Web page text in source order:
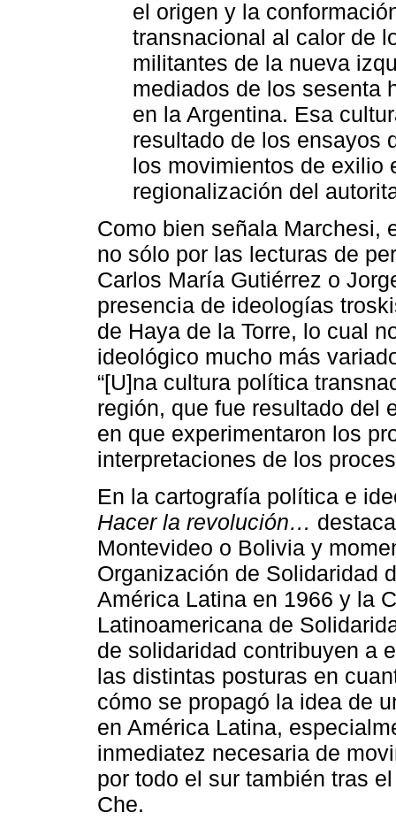
el origen y la
transnacional al calor de
militantes de la nueva
mediados de los sesenta
en la Argentina. Esa
resultado de los ensayos
los movimientos de exilio
regionalización del
Como bien señala Marchesi,
no sólo por las lecturas de
Carlos María Gutiérrez o
presencia de ideologías
de Haya de la Torre, lo cual
ideológico mucho más
“[U]na cultura política
región, que fue resultado del
en que experimentaron los
interpretaciones de los
En la cartografía política e
Hacer la revolución…
Montevideo o Bolivia y
Organización de Solidaridad
América Latina en 1966 y la
Latinoamericana de
de solidaridad contribuyen a
las distintas posturas en
cómo se propagó la idea de
en América Latina,
inmediatez necesaria de
por todo el sur también tras
Che.